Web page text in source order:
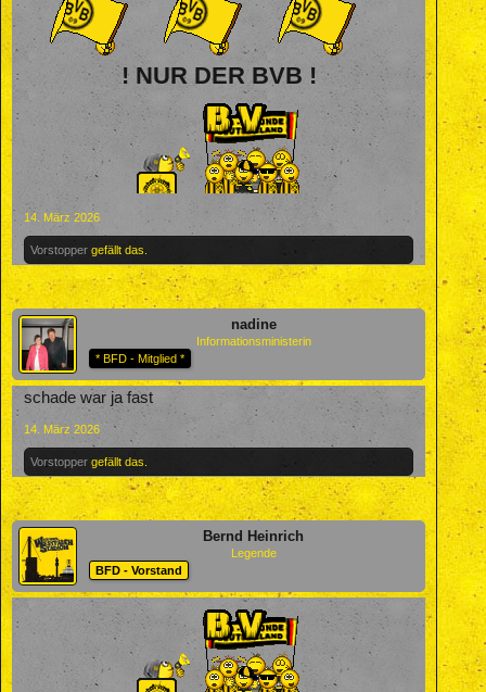
! NUR DER BVB !
14. März 2026
Vorstopper gefällt das.
nadine
Informationsministerin
* BFD - Mitglied *
schade war ja fast
14. März 2026
Vorstopper gefällt das.
Bernd Heinrich
Legende
BFD - Vorstand